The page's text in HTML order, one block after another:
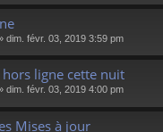
dim. févr. 03, 2019 3:59 pm
ligne cette nuit
dim. févr. 03, 2019 4:00 pm
Mises à jour